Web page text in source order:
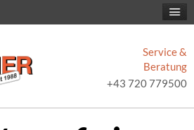
Service &
Beratung
+43 720 779500